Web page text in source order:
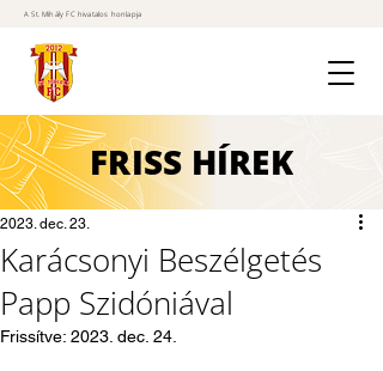
A St. Mihály FC hivatalos honlapja
FRISS HÍREK
Karácsonyi Beszélgetés
Papp Szidóniával
2023. dec. 23.
Frissítve: 2023. dec. 24.